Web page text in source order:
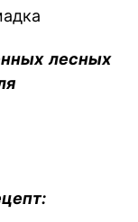
лесных